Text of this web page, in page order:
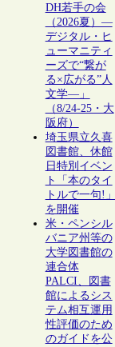
DH若手の会
（2026夏）―
デジタル・ヒ
ューマニティ
ーズで“繋が
る×広がる”人
文学―」
（8/24-25・大
阪府）
埼玉県立久喜
図書館、休館
日特別イベン
ト「本のタイ
トルで一句!」
を開催
米・ペンシル
バニア州等の
大学図書館の
連合体
PALCI、図書
館によるシス
テム相互運用
性評価のため
のガイドを公